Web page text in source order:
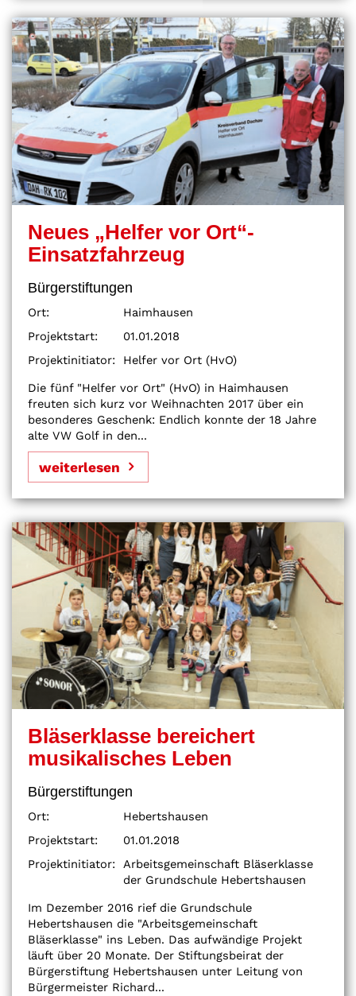
Neues „Helfer vor Ort“-
Einsatzfahrzeug
Bürgerstiftungen
Ort:
Haimhausen
Projektstart:
01.01.2018
Projektinitiator:
Helfer vor Ort (HvO)
Die fünf "Helfer vor Ort" (HvO) in Haimhausen
freuten sich kurz vor Weihnachten 2017 über ein
besonderes Geschenk: Endlich konnte der 18 Jahre
alte VW Golf in den...
weiterlesen
Bläserklasse bereichert
musikalisches Leben
Bürgerstiftungen
Ort:
Hebertshausen
Projektstart:
01.01.2018
Projektinitiator:
Arbeitsgemeinschaft Bläserklasse
der Grundschule Hebertshausen
Im Dezember 2016 rief die Grundschule
Hebertshausen die "Arbeitsgemeinschaft
Bläserklasse" ins Leben. Das aufwändige Projekt
läuft über 20 Monate. Der Stiftungsbeirat der
Bürgerstiftung Hebertshausen unter Leitung von
Bürgermeister Richard...